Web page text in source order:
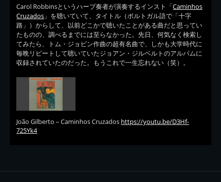
Carol Robbinsというハープ奏者が演奏するインスト「Caminhos
Cruzados 」を聴いていて、タイトル（ポルトガル語で「十字
路」）からして、以前どこかで聴いたことがある曲だと思ってい
たものの、調べるまでには至らなかった。先日、何気なく検索し
てみたら、トム・ジョビン作曲の超有名曲で、しかも大学時代に
毎晩リピートして聴いていたジョアン・ジルベルトのアルバムに
収録されていたのだった。もうこれで一生忘れない（笑）。
João Gilberto – Caminhos Cruzados https://youtu.be/D3Hf-
725Yk4